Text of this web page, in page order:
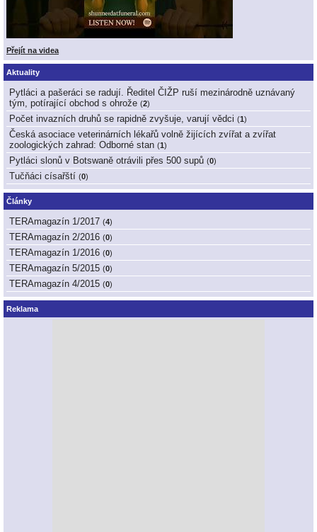
Přejít na videa
Aktuality
Pytláci a pašeráci se radují. Ředitel ČIŽP ruší mezinárodně uznávaný
tým, potírající obchod s ohrože (2)
Počet invazních druhů se rapidně zvyšuje, varují vědci (1)
Česká asociace veterinárních lékařů volně žijících zvířat a zvířat
zoologických zahrad: Odborné stan (1)
Pytláci slonů v Botswaně otrávili přes 500 supů (0)
Tučňáci císařští (0)
Články
TERAmagazín 1/2017 (4)
TERAmagazín 2/2016 (0)
TERAmagazín 1/2016 (0)
TERAmagazín 5/2015 (0)
TERAmagazín 4/2015 (0)
Reklama